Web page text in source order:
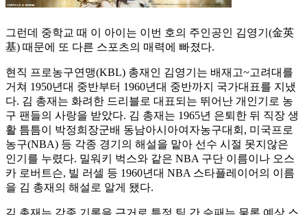
그런데 중학교 때 이 아이는 이번 호의 주인공인 김영기(金英
基) 때문에 또 다른 스포츠의 매력에 빠졌다.
현직 프로농구연맹(KBL) 총재인 김영기는 배재고~고려대를
거쳐 1950년대 중반부터 1960년대 중반까지 국가대표를 지냈
다. 김 총재는 화려한 드리블로 대표되는 뛰어난 개인기로 농
구 팬들의 사랑을 받았다. 김 총재는 1965년 은퇴한 뒤 직장 생
활 틈틈이 박정희장군배 동남아시아여자농구대회, 미국프로
농구(NBA) 등 각종 경기의 해설을 맡아 선수 시절 못지않은
인기를 누렸다. 밀워키 벅스와 같은 NBA 구단 이름이나 오스
카 로버트슨, 빌 러셀 등 1960년대 NBA 스타플레이어의 이름
을 김 총재의 해설로 알게 됐다.